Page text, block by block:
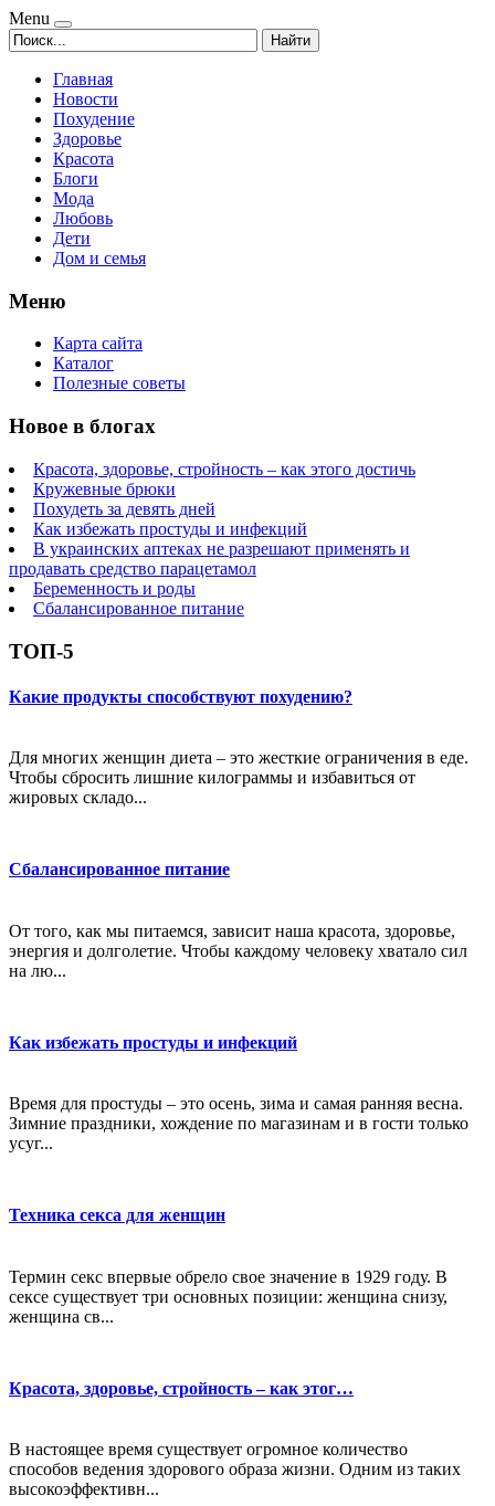
Menu
Найти
Главная
Новости
Похудение
Здоровье
Красота
Блоги
Мода
Любовь
Дети
Дом и семья
Меню
Карта сайта
Каталог
Полезные советы
Новое в блогах
Красота, здоровье, стройность – как этого достичь
Кружевные брюки
Похудеть за девять дней
Как избежать простуды и инфекций
В украинских аптеках не разрешают применять и
продавать средство парацетамол
Беременность и роды
Сбалансированное питание
ТОП-5
Какие продукты способствуют похудению?
Для многих женщин диета – это жесткие ограничения в еде.
Чтобы сбросить лишние килограммы и избавиться от
жировых складо...
Сбалансированное питание
От того, как мы питаемся, зависит наша красота, здоровье,
энергия и долголетие. Чтобы каждому человеку хватало сил
на лю...
Как избежать простуды и инфекций
Время для простуды – это осень, зима и самая ранняя весна.
Зимние праздники, хождение по магазинам и в гости только
усуг...
Техника секса для женщин
Термин секс впервые обрело свое значение в 1929 году. В
сексе существует три основных позиции: женщина снизу,
женщина св...
Красота, здоровье, стройность – как этог…
В настоящее время существует огромное количество
способов ведения здорового образа жизни. Одним из таких
высокоэффективн...